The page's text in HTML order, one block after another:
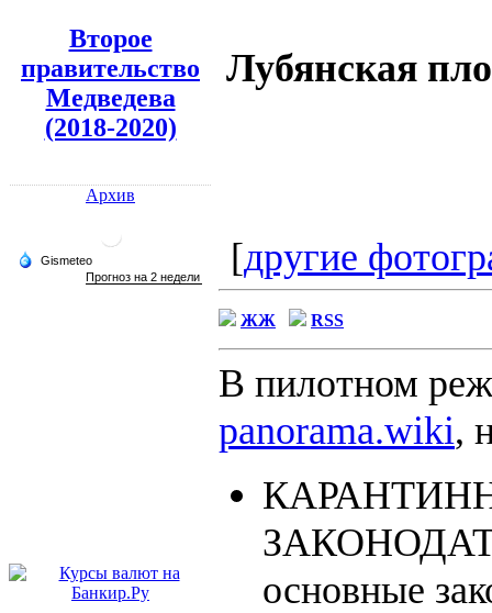
Второе
правительство
Медведева
(2018-2020)
Архив
Лубянская
[другие
ЖЖ RSS
В пилотном
panorama.wiki,
основные